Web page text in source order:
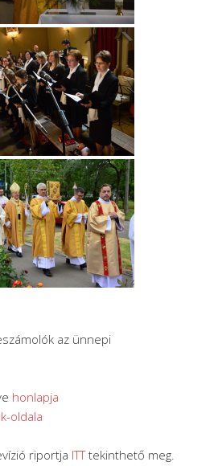
az ünnepi
honlapja
oldala
riportja ITTtekinthető meg.